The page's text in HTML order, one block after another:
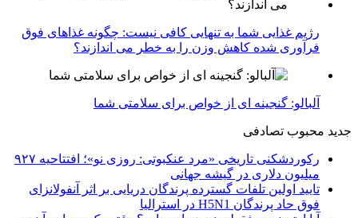
رژیم غذایی شما به تنهایی کافی نیست: چگونه غذاهای فوق
فرآوری شده کاهش وزن را به خطر می اندازند؟
آلبالو: گنجینه ای از خواص برای سلامتی شما
جدید محبوب تصادفی
رکوردشکنی تاریخی «مرد عنکبوتی: روزی نو»؛ افتتاحیه ۹۲۷
میلیون دلاری در گیشه جهانی
تایید اولین تلفات گسترده پرندگان دریایی بر اثر آنفولانزای
فوق حاد پرندگان H5N1 در استرالیا